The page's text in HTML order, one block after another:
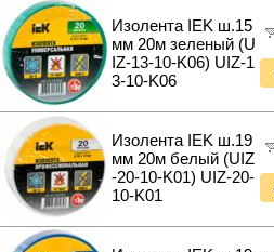
Изолента IEK ш.15
мм 20м зеленый (U
IZ-13-10-K06) UIZ-1
3-10-K06
Изолента IEK ш.19
мм 20м белый (UIZ
-20-10-K01) UIZ-20-
10-K01